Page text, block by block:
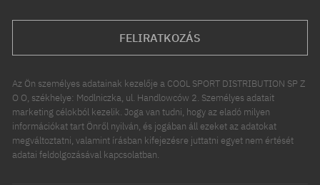
FELIRATKOZÁS
Az Ön személyes adatainak kezelője a COOL SPORT DISTRIBUTION SP Z
O O, székhelye: Modlniczka, ul. Handlowców 2. Személyes adatait
marketing célokból kezelik. Joga van tudni, hogy az eladó milyen
információkat tart Önről nyilván, és jogában áll ezeket az adatokat
megváltoztatni, valamint írásban kifejezésre juttatni egyet nem értését
adatai feldolgozásával kapcsolatban.